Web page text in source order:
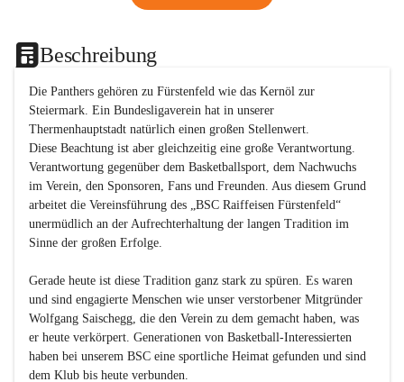
Beschreibung
Die Panthers gehören zu Fürstenfeld wie das Kernöl zur
Steiermark. Ein Bundesligaverein hat in unserer
Thermenhauptstadt natürlich einen großen Stellenwert.
Diese Beachtung ist aber gleichzeitig eine große Verantwortung.
Verantwortung gegenüber dem Basketballsport, dem Nachwuchs
im Verein, den Sponsoren, Fans und Freunden. Aus diesem Grund
arbeitet die Vereinsführung des „BSC Raiffeisen Fürstenfeld“
unermüdlich an der Aufrechterhaltung der langen Tradition im
Sinne der großen Erfolge.
Gerade heute ist diese Tradition ganz stark zu spüren. Es waren
und sind engagierte Menschen wie unser verstorbener Mitgründer
Wolfgang Saischegg, die den Verein zu dem gemacht haben, was
er heute verkörpert. Generationen von Basketball-Interessierten
haben bei unserem BSC eine sportliche Heimat gefunden und sind
dem Klub bis heute verbunden.